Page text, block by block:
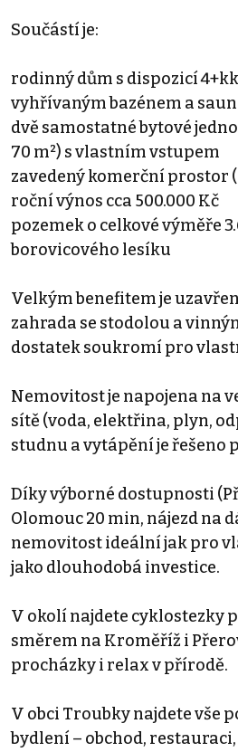
Součástí je:
rodinný dům s dispozicí
vyhřívaným bazénem a
dvě samostatné bytové
70 m²) s vlastním vstupem
zavedený komerční prostor
roční výnos cca 500.000 Kč
pozemek o celkové výměře
borovicového lesíku
Velkým benefitem je
zahrada se stodolou a
dostatek soukromí pro
Nemovitost je napojena na
sítě (voda, elektřina, plyn,
studnu a vytápění je řešeno
Díky výborné dostupnosti
Olomouc 20 min, nájezd na
nemovitost ideální jak pro
jako dlouhodobá investice.
V okolí najdete cyklostezky
směrem na Kroměříž i
procházky i relax v přírodě.
V obci Troubky najdete vše
bydlení – obchod,